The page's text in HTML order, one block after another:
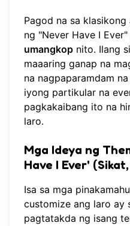
Pagod na sa klasikong
ng "Never Have I
umangkop nito. Ilang
maaaring ganap na
na nagpaparamdam
iyong partikular na
pagkakaibang ito na
laro.
Mga Ideya ng
Have I Ever'
Isa sa mga
customize ang laro ay
pagtatakda ng isang